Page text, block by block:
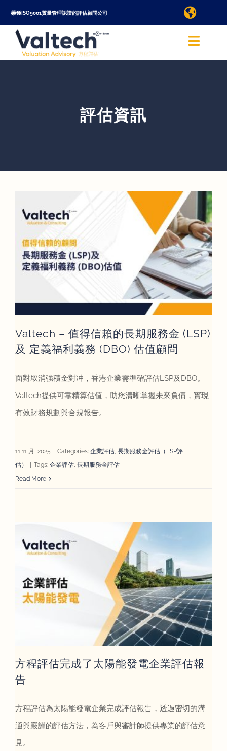
Skip
to
content
榮獲ISO9001質量管理認證的評估顧問公司
Toggle
查詢評估服務
Toggle
線上評估
評估資訊
評估資訊
Valtech – 值得信賴的長期服務金 (LSP)
及 定義福利義務 (DBO) 估值顧問
面對取消強積金對冲，香港企業需準確評估LSP及DBO。
Valtech提供可靠精算估值，助您清晰掌握未來負債，實現
有效財務規劃與合規報告。
11 11 月, 2025 Categories: 企業評估, 長期服務金評估（LSP評
估）
Tags: 企業評估, 長期服務金評估
Read More
方程評估完成了太陽能發電企業評估報
告
方程評估為太陽能發電企業完成評估報告，透過密切的溝
通與嚴謹的評估方法，為客戶與審計師提供專業的評估意
見。